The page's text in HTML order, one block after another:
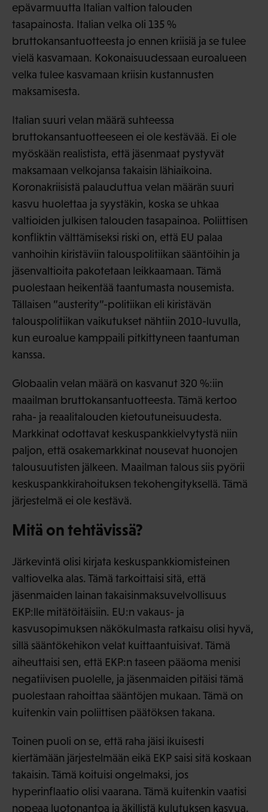
epävarmuutta Italian valtion talouden
tasapainosta. Italian velka oli 135 %
bruttokansantuotteesta jo ennen kriisiä ja se tulee
vielä kasvamaan. Kokonaisuudessaan euroalueen
velka tulee kasvamaan kriisin kustannusten
maksamisesta.
Italian suuri velan määrä suhteessa
bruttokansantuotteeseen ei ole kestävää. Ei ole
myöskään realistista, että jäsenmaat pystyvät
maksamaan velkojansa takaisin lähiaikoina.
Koronakriisistä palauduttua velan määrän suuri
kasvu huolettaa ja syystäkin, koska se uhkaa
valtioiden julkisen talouden tasapainoa. Poliittisen
konfliktin välttämiseksi riski on, että EU palaa
vanhoihin kiristäviin talouspolitiikan sääntöihin ja
jäsenvaltioita pakotetaan leikkaamaan. Tämä
puolestaan heikentää taantumasta nousemista.
Tällaisen ”austerity”-politiikan eli kiristävän
talouspolitiikan vaikutukset nähtiin 2010-luvulla,
kun euroalue kamppaili pitkittyneen taantuman
kanssa.
Globaalin velan määrä on kasvanut 320 %:iin
maailman bruttokansantuotteesta. Tämä kertoo
raha- ja reaalitalouden kietoutuneisuudesta.
Markkinat odottavat keskuspankkielvytystä niin
paljon, että osakemarkkinat nousevat huonojen
talousuutisten jälkeen. Maailman talous siis pyörii
keskuspankkirahoituksen tekohengityksellä. Tämä
järjestelmä ei ole kestävä.
Mitä on tehtävissä?
Järkevintä olisi kirjata keskuspankkiomisteinen
valtiovelka alas. Tämä tarkoittaisi sitä, että
jäsenmaiden lainan takaisinmaksuvelvollisuus
EKP:lle mitätöitäisiin. EU:n vakaus- ja
kasvusopimuksen näkökulmasta ratkaisu olisi hyvä,
sillä sääntökehikon velat kuittaantuisivat. Tämä
aiheuttaisi sen, että EKP:n taseen pääoma menisi
negatiivisen puolelle, ja jäsenmaiden pitäisi tämä
puolestaan rahoittaa sääntöjen mukaan. Tämä on
kuitenkin vain poliittisen päätöksen takana.
Toinen puoli on se, että raha jäisi ikuisesti
kiertämään järjestelmään eikä EKP saisi sitä koskaan
takaisin. Tämä koituisi ongelmaksi, jos
hyperinflaatio olisi vaarana. Tämä kuitenkin vaatisi
nopeaa luotonantoa ja äkillistä kulutuksen kasvua.